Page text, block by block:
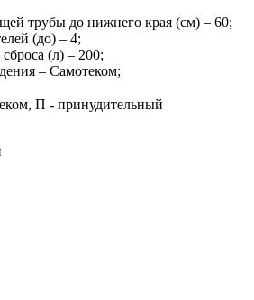
трубы до нижнего края (см) – 60;
(до) – 4;
(л) – 200;
– Самотеком;
П - принудительный